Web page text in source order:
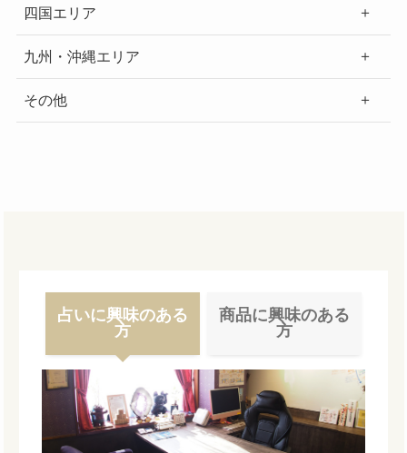
四国エリア
九州・沖縄エリア
その他
占いに興味のある
方
商品に興味のある
方